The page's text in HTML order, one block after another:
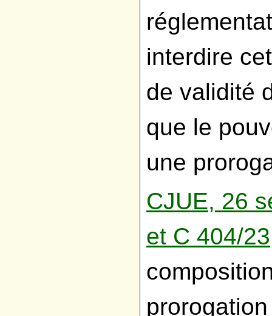
interdire
de validité
que le
une
CJUE, 26
et C 404/23